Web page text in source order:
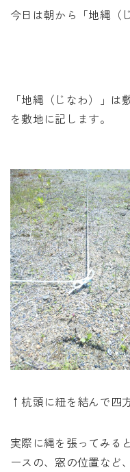
Tel.
今日は朝から「地縄（
「地縄（じなわ）」
を敷地に記します。
↑杭頭に紐を結んで四
実際に縄を張ってみる
ースの、窓の位置など